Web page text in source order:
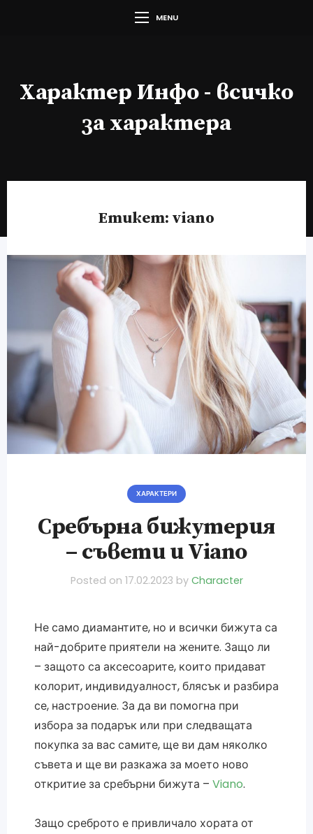
MENU
Характер Инфо - всичко
за характера
Етикет: viano
ХАРАКТЕРИ
Сребърна бижутерия
– съвети и Viano
Posted on 17.02.2023 by Character
Не само диамантите, но и всички бижута са
най-добрите приятели на жените. Защо ли
– защото са аксесоарите, които придават
колорит, индивидуалност, блясък и разбира
се, настроение. За да ви помогна при
избора за подарък или при следващата
покупка за вас самите, ще ви дам няколко
съвета и ще ви разкажа за моето ново
откритие за сребърни бижута – Viano.
Защо среброто е привличало хората от